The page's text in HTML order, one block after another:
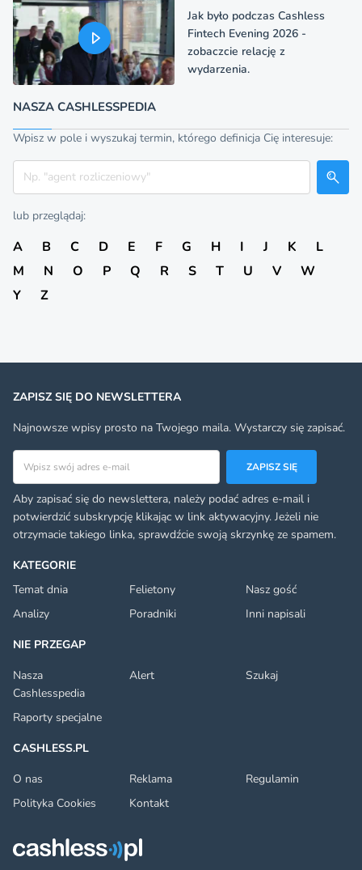
Jak było podczas Cashless
Fintech Evening 2026 -
zobaczcie relację z
wydarzenia.
NASZA CASHLESSPEDIA
Wpisz w pole i wyszukaj termin, którego definicja Cię interesuje:
Szukaj
lub przeglądaj:
A B C D E F G H I J K
L
M
N O P Q R S T U V
W
Y
Z
KATEGORIE
Temat dnia
Felietony
Nasz gość
Analizy
Poradniki
Inni napisali
NIE PRZEGAP
Nasza
Cashlesspedia
Alert Szukaj
Raporty specjalne
CASHLESS.PL
O nas
Reklama
Regulamin
Polityka Cookies
Kontakt
ZAPISZ SIĘ DO NEWSLETTERA
Najnowsze wpisy prosto na Twojego maila. Wystarczy się zapisać.
Adres email
ZAPISZ SIĘ
Aby zapisać się do newslettera, należy podać adres e-mail i
potwierdzić subskrypcję klikając w link aktywacyjny. Jeżeli nie
otrzymacie takiego linka, sprawdźcie swoją skrzynkę ze spamem.